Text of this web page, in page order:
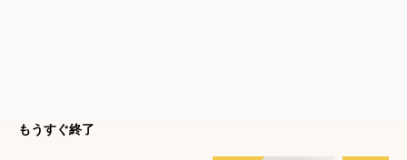
もうすぐ終了